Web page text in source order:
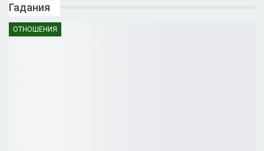
Гадания
ОТНОШЕНИЯ